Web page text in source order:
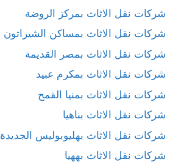
شركات نقل الاثاث بمركز الروضة
شركات نقل الاثاث بمساكن الشيراتون
شركات نقل الاثاث بمصر القديمة
شركات نقل الاثاث بمكرم عبيد
شركات نقل الاثاث بمنيا القمح
شركات نقل الاثاث بناهيا
شركات نقل الاثاث بهليوبوليس الجديدة
شركات نقل الاثاث بههيا